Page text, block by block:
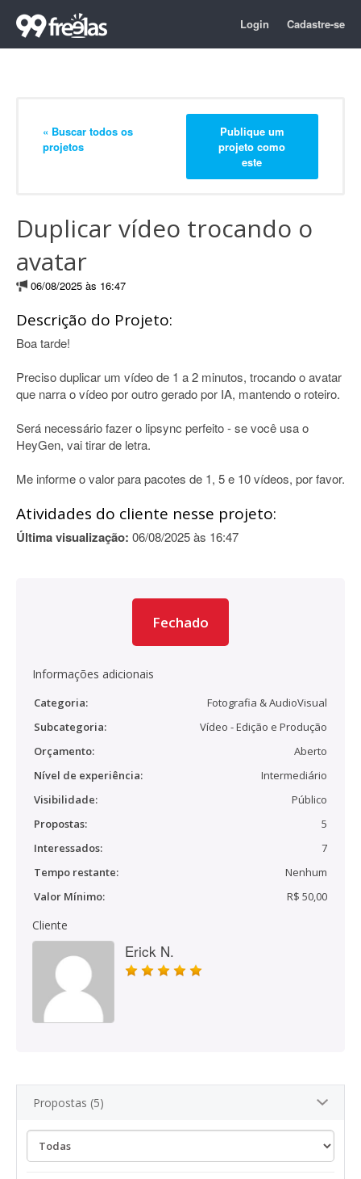
Login Cadastre-se
« Buscar todos os
projetos
Publique um
projeto como
este
Duplicar vídeo trocando o
avatar
06/08/2025 às 16:47
Descrição do Projeto:
Boa tarde!
Preciso duplicar um vídeo de 1 a 2 minutos, trocando o avatar
que narra o vídeo por outro gerado por IA, mantendo o roteiro.
Será necessário fazer o lipsync perfeito - se você usa o
HeyGen, vai tirar de letra.
Me informe o valor para pacotes de 1, 5 e 10 vídeos, por favor.
Atividades do cliente nesse projeto:
Última visualização: 06/08/2025 às 16:47
Fechado
Informações adicionais
Categoria:
Fotografia & AudioVisual
Subcategoria:
Vídeo - Edição e Produção
Orçamento:
Aberto
Nível de experiência:
Intermediário
Visibilidade:
Público
Propostas:
5
Interessados:
7
Tempo restante:
Nenhum
Valor Mínimo:
R$ 50,00
Cliente
Erick N.
Propostas (5)